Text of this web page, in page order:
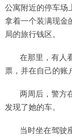
公寓附近的停车场
拿着一个装满现金
局的旅行钱区。
在那里，有人
票，并在自己的账
两周后，警方
发现了她的车。
当时坐在驾驶